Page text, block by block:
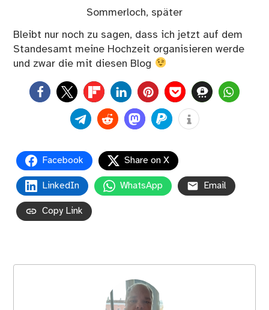
Sommerloch, später
Bleibt nur noch zu sagen, dass ich jetzt auf dem
Standesamt meine Hochzeit organisieren werde
und zwar die mit diesen Blog
0
Facebook Share on X
LinkedIn WhatsApp Email
Copy Link